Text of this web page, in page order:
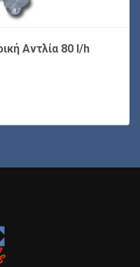
Αντλία 80 l/h